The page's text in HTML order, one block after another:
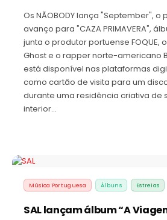
Os NÃOBODY lança "September", o
avanço para "CAZA PRIMAVERA",
junta o produtor portuense FOQUE,
Ghost e o rapper norte-americano
está disponível nas plataformas
como cartão de visita para um
durante uma residência criativa de
interior…
Música Portuguesa Álbuns Estreias
SAL lançam álbum “A